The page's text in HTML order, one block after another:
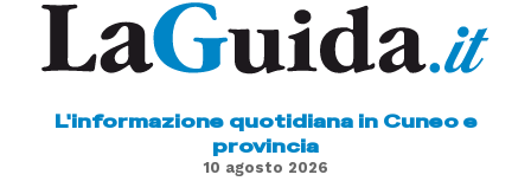
L'informazione quotidiana in Cuneo e
provincia
10 agosto 2026